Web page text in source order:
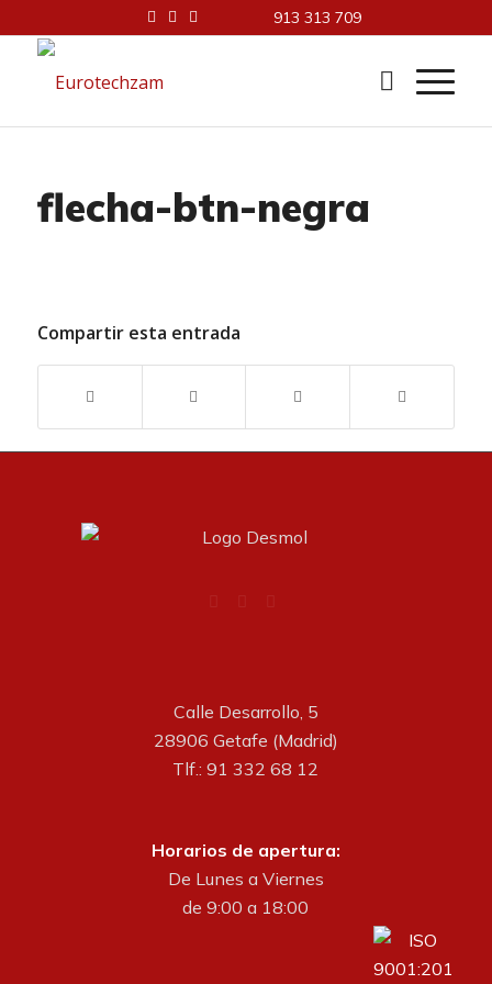
913 313 709
flecha-btn-negra
Compartir esta entrada
Calle Desarrollo, 5
28906 Getafe (Madrid)
Tlf.: 91 332 68 12
Horarios de apertura:
De Lunes a Viernes
de 9:00 a 18:00